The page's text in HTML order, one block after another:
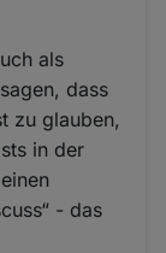
als
dass
zu glauben,
in der
- das